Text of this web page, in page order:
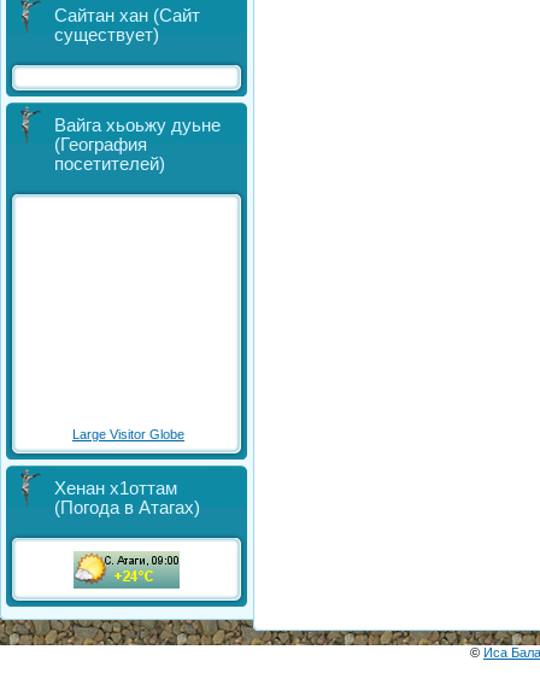
Сайтан хан (Сайт
существует)
Вайга хьоьжу дуьне
(География
посетителей)
Large Visitor Globe
Хенан х1оттам
(Погода в Атагах)
© Иса